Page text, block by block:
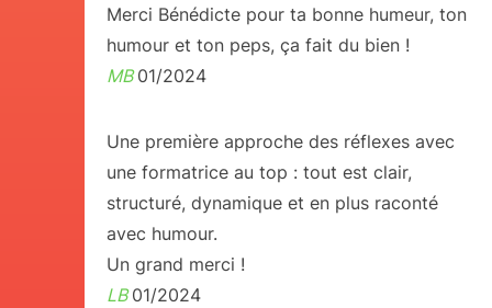
Merci Bénédicte pour ta bonne humeur, ton
humour et ton peps, ça fait du bien !
MB01/2024
Une première approche des réflexes avec
une formatrice au top : tout est clair,
structuré, dynamique et en plus raconté
avec humour.
Un grand merci !
LB01/2024